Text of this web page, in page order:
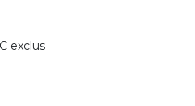
exclus